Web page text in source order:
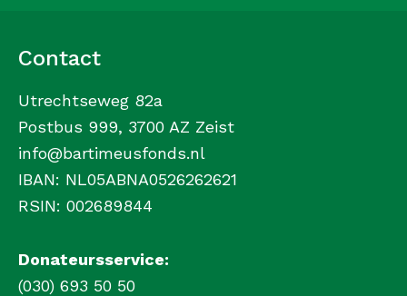
Contact
Utrechtseweg 82a
Postbus 999, 3700 AZ Zeist
info@bartimeusfonds.nl
IBAN: NL05ABNA0526262621
RSIN: 002689844
Donateursservice:
(030) 693 50 50